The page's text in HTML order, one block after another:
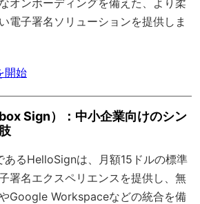
電子署名ソリューションを提供しま
開始
Sign）：中小企業向けのシン
るHelloSignは、月額15ドルの標準
署名エクスペリエンスを提供し、無
Google Workspaceなどの統合を備